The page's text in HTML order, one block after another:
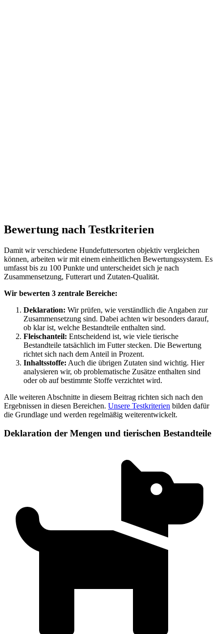
Bewertung nach Testkriterien
Damit wir verschiedene Hundefuttersorten objektiv vergleichen
können, arbeiten wir mit einem einheitlichen Bewertungssystem. Es
umfasst bis zu 100 Punkte und unterscheidet sich je nach
Zusammensetzung, Futterart und Zutaten-Qualität.
Wir bewerten 3 zentrale Bereiche:
Deklaration: Wir prüfen, wie verständlich die Angaben zur
Zusammensetzung sind. Dabei achten wir besonders darauf,
ob klar ist, welche Bestandteile enthalten sind.
Fleischanteil: Entscheidend ist, wie viele tierische
Bestandteile tatsächlich im Futter stecken. Die Bewertung
richtet sich nach dem Anteil in Prozent.
Inhaltsstoffe: Auch die übrigen Zutaten sind wichtig. Hier
analysieren wir, ob problematische Zusätze enthalten sind
oder ob auf bestimmte Stoffe verzichtet wird.
Alle weiteren Abschnitte in diesem Beitrag richten sich nach den
Ergebnissen in diesen Bereichen. Unsere Testkriterien bilden dafür
die Grundlage und werden regelmäßig weiterentwickelt.
Deklaration der Mengen und tierischen Bestandteile